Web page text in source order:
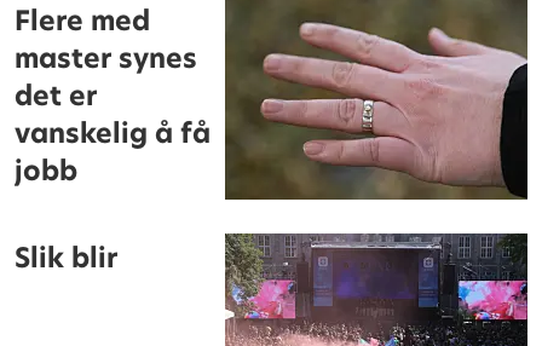
Flere med
master synes
det er
vanskelig å få
jobb
Slik blir